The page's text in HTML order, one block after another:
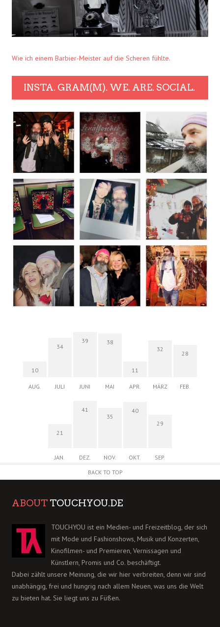
Wie ich einem Barbier-Meister auf die Scheren fühlte.
INSTA. GRAM(M). WE. ARE. SOCIAL.
10
AUG.
34
JULI
39
JUNI
38
MAI
11
APR.
32
MÄRZ
28
FEB.
21
JAN.
41
DEZ.
35
NOV.
40
OKT.
29
SEP.
BACK TO TOP
ABOUT TOUCHYOU.DE
TOUCHYOU ist ein Medien- und Freizeitblog, der sich
mit Mode und Fashionshows, Musik und Konzerten,
Kinofilmen- und Premieren, Vernissagen und
Künstlern, Promis und Co. beschäftigt.
Dabei zählt unsere Meinung, die wir hier verbreiten, denn wir sind
unabhängig, frei und hungrig nach allem Neuen, was uns die Welt
zu bieten hat. Sie liegt uns zu Füßen.